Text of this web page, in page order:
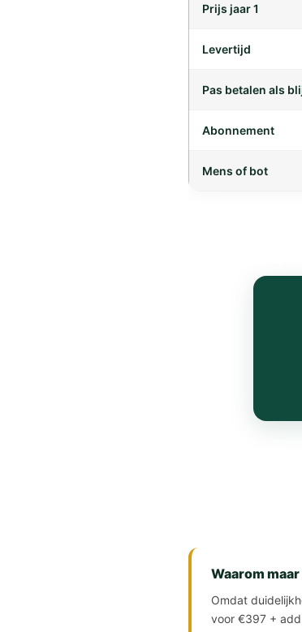
Prijs jaar 1
Levertijd
Pas betalen als
Abonnement
Mens of bot
Waarom
Omdat
voor €397 +